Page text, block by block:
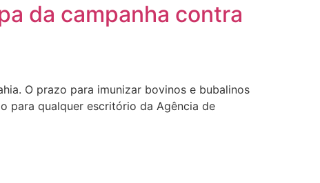
da campanha contra
O prazo para imunizar bovinos e bubalinos
para qualquer escritório da Agência de